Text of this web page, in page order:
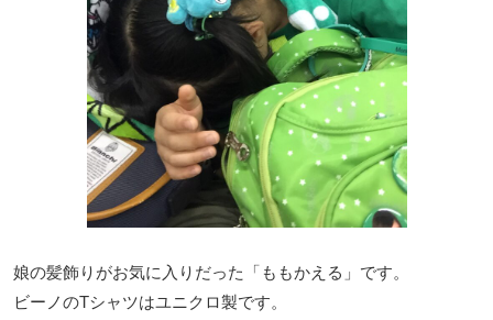
娘の髪飾りがお気に入りだった「ももかえる」です。
ビーノのTシャツはユニクロ製です。